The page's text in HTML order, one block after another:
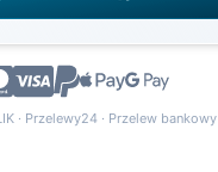
· Przelewy24 · Przelew bankowy